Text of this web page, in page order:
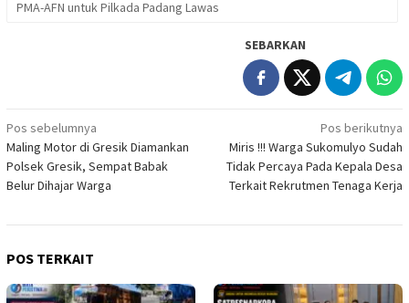
PMA-AFN untuk Pilkada Padang Lawas
SEBARKAN
Navigasi
pos
Pos sebelumnya
Maling Motor di Gresik Diamankan
Polsek Gresik, Sempat Babak
Belur Dihajar Warga
Pos berikutnya
Miris !!! Warga Sukomulyo Sudah
Tidak Percaya Pada Kepala Desa
Terkait Rekrutmen Tenaga Kerja
POS TERKAIT